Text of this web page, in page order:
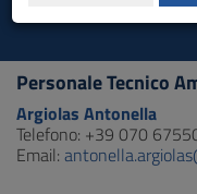
navigazione
sito
Vai
al
Footer
Personale Tecnico
Argiolas Antonella
Telefono: +39 070
Email: